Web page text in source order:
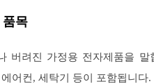
품목
버려진 가정용 전자제품을 말
어컨, 세탁기 등이 포함됩니다